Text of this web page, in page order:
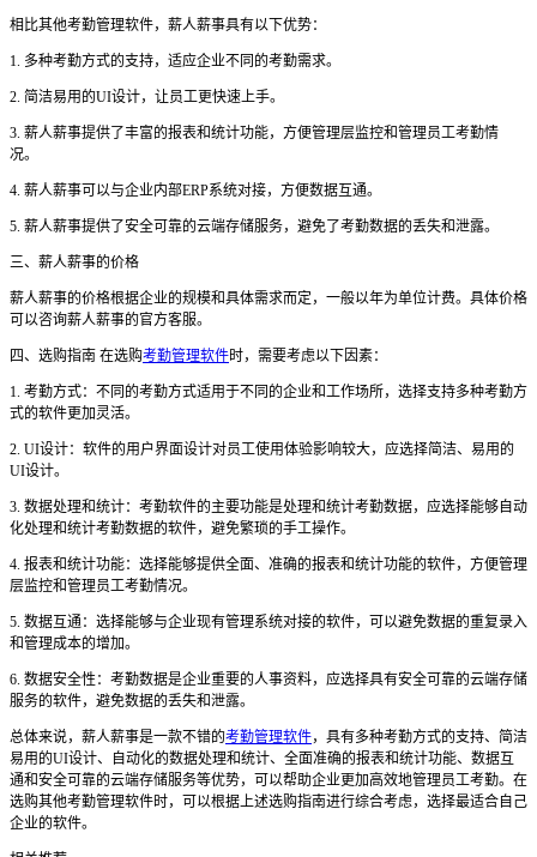
相比其他考勤管理软件，薪人薪事具有以下优势：
1. 多种考勤方式的支持，适应企业不同的考勤需求。
2. 简洁易用的UI设计，让员工更快速上手。
3. 薪人薪事提供了丰富的报表和统计功能，方便管理层监控和管理员工考勤情
况。
4. 薪人薪事可以与企业内部ERP系统对接，方便数据互通。
5. 薪人薪事提供了安全可靠的云端存储服务，避免了考勤数据的丢失和泄露。
三、薪人薪事的价格
薪人薪事的价格根据企业的规模和具体需求而定，一般以年为单位计费。具体价格
可以咨询薪人薪事的官方客服。
四、选购指南 在选购考勤管理软件时，需要考虑以下因素：
1. 考勤方式：不同的考勤方式适用于不同的企业和工作场所，选择支持多种考勤方
式的软件更加灵活。
2. UI设计：软件的用户界面设计对员工使用体验影响较大，应选择简洁、易用的
UI设计。
3. 数据处理和统计：考勤软件的主要功能是处理和统计考勤数据，应选择能够自动
化处理和统计考勤数据的软件，避免繁琐的手工操作。
4. 报表和统计功能：选择能够提供全面、准确的报表和统计功能的软件，方便管理
层监控和管理员工考勤情况。
5. 数据互通：选择能够与企业现有管理系统对接的软件，可以避免数据的重复录入
和管理成本的增加。
6. 数据安全性：考勤数据是企业重要的人事资料，应选择具有安全可靠的云端存储
服务的软件，避免数据的丢失和泄露。
总体来说，薪人薪事是一款不错的考勤管理软件，具有多种考勤方式的支持、简洁
易用的UI设计、自动化的数据处理和统计、全面准确的报表和统计功能、数据互
通和安全可靠的云端存储服务等优势，可以帮助企业更加高效地管理员工考勤。在
选购其他考勤管理软件时，可以根据上述选购指南进行综合考虑，选择最适合自己
企业的软件。